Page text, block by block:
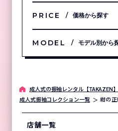
PRICE 価格から探す
MODEL モデル別から
成⼈式の振袖レンタル【TAKAZEN
成人式振袖コレクション一覧
紺の正
店舗一覧